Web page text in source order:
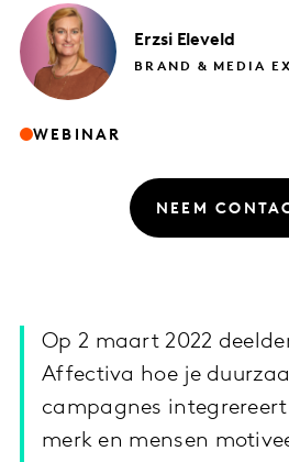
Erzsi Eleveld
BRAND & MEDIA
WEBINAR
NEEM
Op 2 maart 2022
Affectiva hoe je
campagnes
merk en mensen